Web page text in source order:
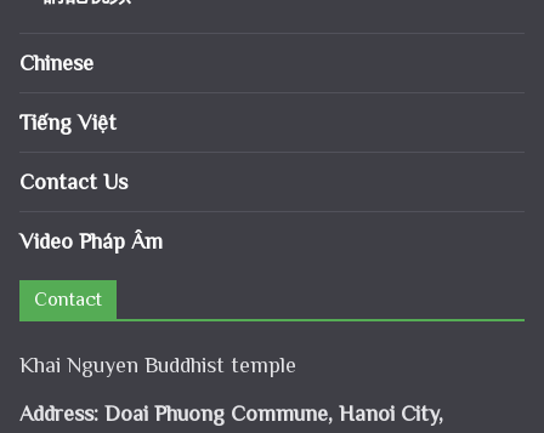
Chinese
Tiếng Việt
Contact Us
Video Pháp Âm
Contact
Khai Nguyen Buddhist temple
Address: Doai Phuong Commune, Hanoi City,